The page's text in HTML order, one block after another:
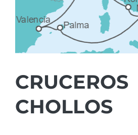
CRUCEROS
CHOLLOS